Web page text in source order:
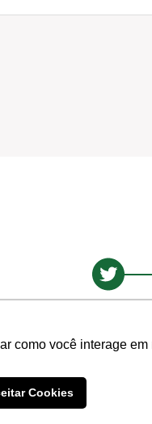
como você interage
Cookies